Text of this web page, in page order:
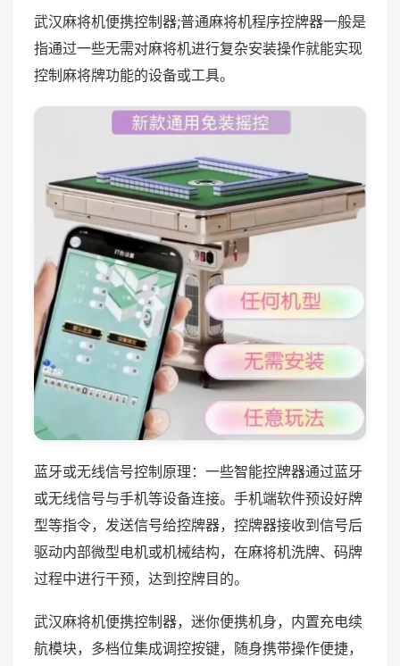
武汉麻将机便携控制器;普通麻将机程序控牌器一般是
指通过一些无需对麻将机进行复杂安装操作就能实现
控制麻将牌功能的设备或工具。
蓝牙或无线信号控制原理：一些智能控牌器通过蓝牙
或无线信号与手机等设备连接。手机端软件预设好牌
型等指令，发送信号给控牌器，控牌器接收到信号后
驱动内部微型电机或机械结构，在麻将机洗牌、码牌
过程中进行干预，达到控牌目的。
武汉麻将机便携控制器，迷你便携机身，内置充电续
航模块，多档位集成调控按键，随身携带操作便捷，